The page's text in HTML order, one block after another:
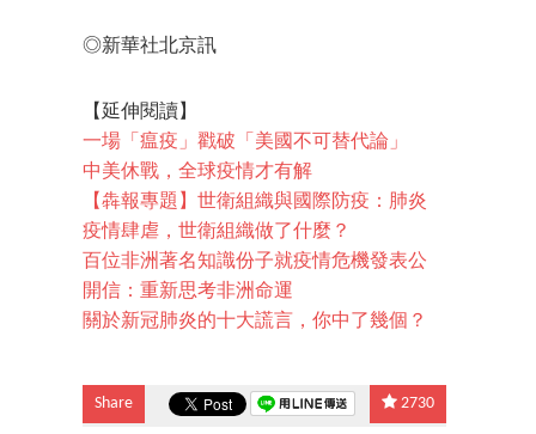
◎新華社北京訊
【延伸閱讀】
一場「瘟疫」戳破「美國不可替代論」
中美休戰，全球疫情才有解
【犇報專題】世衛組織與國際防疫：肺炎
疫情肆虐，世衛組織做了什麼？
百位非洲著名知識份子就疫情危機發表公
開信：重新思考非洲命運
關於新冠肺炎的十大謊言，你中了幾個？
Share 2730